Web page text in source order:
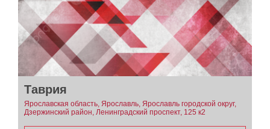
Таврия
Ярославская область, Ярославль, Ярославль городской округ,
Дзержинский район, Ленинградский проспект, 125 к2